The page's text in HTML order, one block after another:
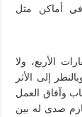
أماكن مثل
الأربع، ولا
إلى الأثر
وآفاق العمل
صدى له بين